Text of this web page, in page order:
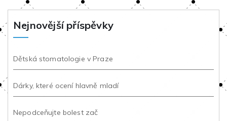
Nejnovější příspěvky
Dětská stomatologie v Praze
Dárky, které ocení hlavně mladí
Nepodceňujte bolest zač